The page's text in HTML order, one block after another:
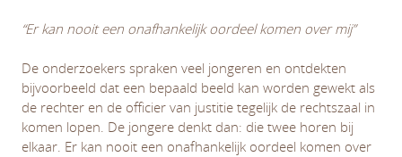
“Er kan nooit een onafhankelijk oordeel komen over mij”
De onderzoekers spraken veel jongeren en ontdekten
bijvoorbeeld dat een bepaald beeld kan worden gewekt als
de rechter en de officier van justitie tegelijk de rechtszaal in
komen lopen. De jongere denkt dan: die twee horen bij
elkaar. Er kan nooit een onafhankelijk oordeel komen over